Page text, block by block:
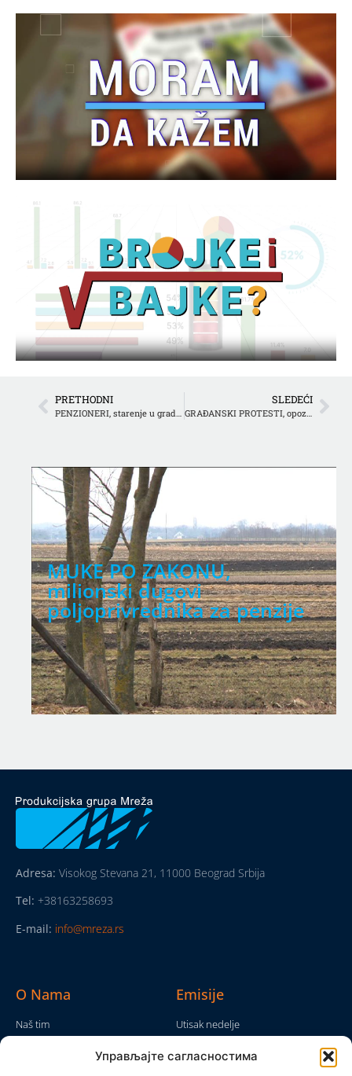
Управљајте сагласностима
PRETHODNI
PENZIONERI, starenje u gradovima
SLEDEĆI
GRAĐANSKI PROTESTI, opozicija i vlast
MUKE PO ZAKONU,
milionski dugovi
poljoprivrednika za penzije
Adresa: Visokog Stevana 21, 11000 Beograd Srbija
Tel: +38163258693
E-mail: info@mreza.rs
O Nama
Naš tim
Emisije
Utisak nedelje